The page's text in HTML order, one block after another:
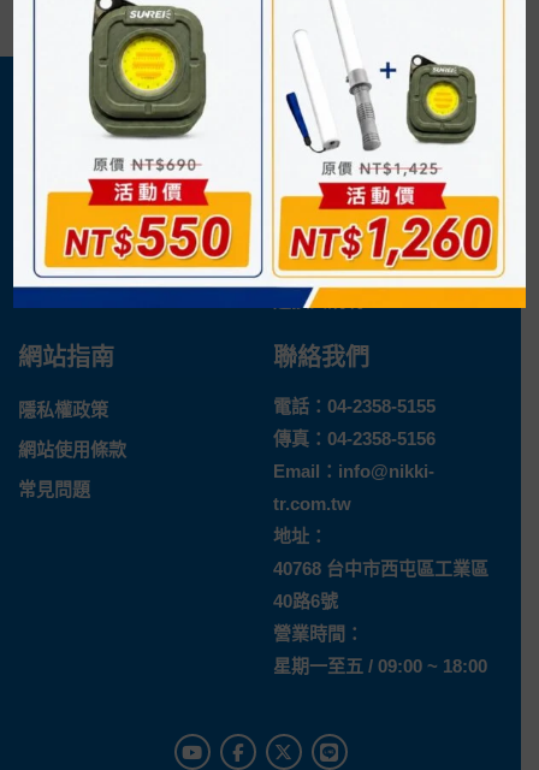
關於我們
日機官方網站
企業概況
最新消息
購物須知
購物流程
付款方式
運送方式
退換貨說明
網站指南
隱私權政策
網站使用條款
常見問題
聯絡我們
電話： 04-2358-5155
傳真：04-2358-5156
Email： info@nikki-
tr.com.tw
地址：
40768 台中市西屯區工業區
40路6號
營業時間：
星期一至五 / 09:00 ~ 18:00